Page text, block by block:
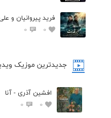
فرید پیروانیان و
0
0
جدیدترین موزیک
افشین آذری - آنا
0
0